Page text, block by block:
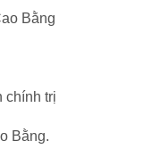
Bằng
chính trị
Bằng.